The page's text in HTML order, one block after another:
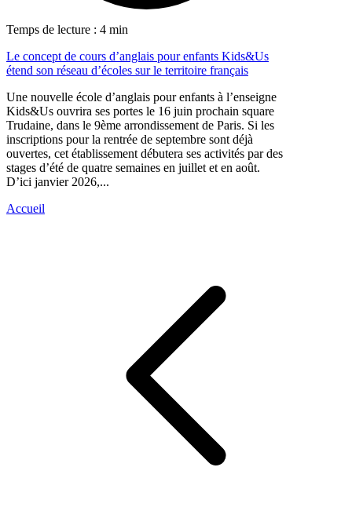
Temps de lecture : 4 min
Le concept de cours d’anglais pour enfants Kids&Us
étend son réseau d’écoles sur le territoire français
Une nouvelle école d’anglais pour enfants à l’enseigne
Kids&Us ouvrira ses portes le 16 juin prochain square
Trudaine, dans le 9ème arrondissement de Paris. Si les
inscriptions pour la rentrée de septembre sont déjà
ouvertes, cet établissement débutera ses activités par des
stages d’été de quatre semaines en juillet et en août.
D’ici janvier 2026,...
Accueil